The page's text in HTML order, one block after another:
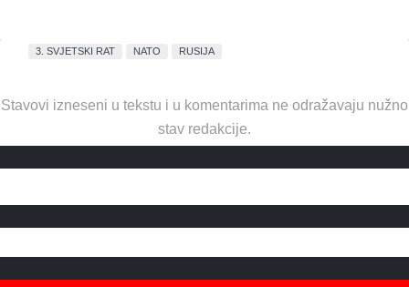
3. SVJETSKI RAT NATO RUSIJA
Stavovi izneseni u tekstu i u komentarima ne odražavaju nužno
stav redakcije.